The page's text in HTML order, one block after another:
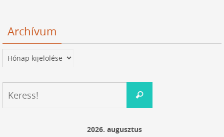
Archívum
Archívum
Keress!
2026. augusztus